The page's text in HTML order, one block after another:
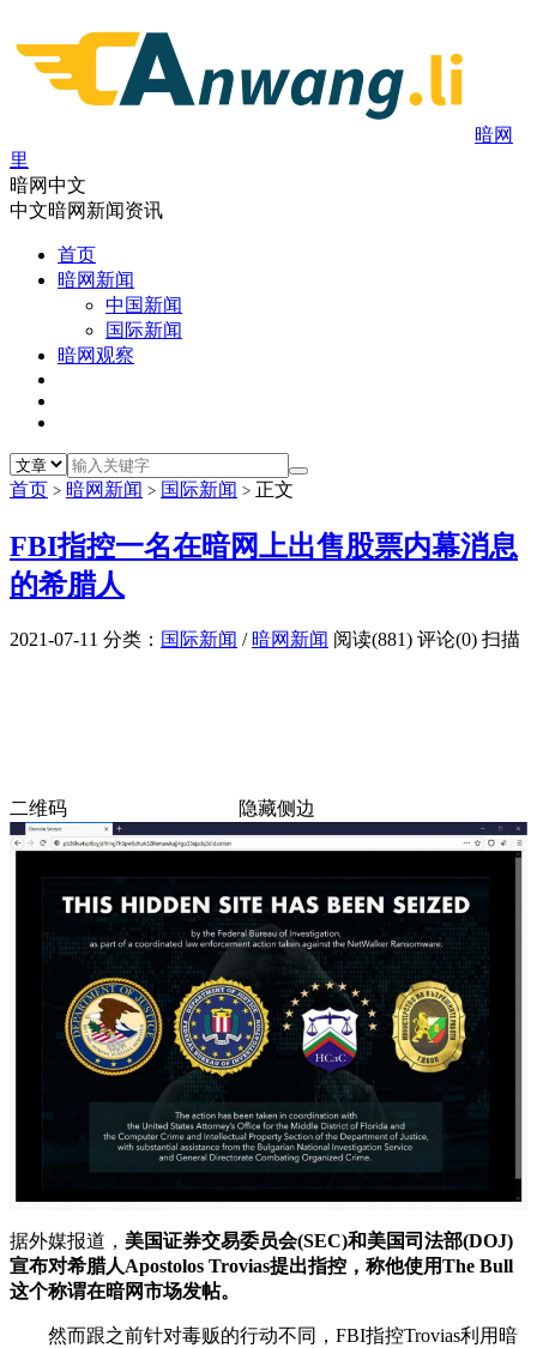
暗网
里
暗网中文
中文暗网新闻资讯
首页
暗网新闻
中国新闻
国际新闻
暗网观察
首页 > 暗网新闻 > 国际新闻 > 正文
FBI指控一名在暗网上出售股票内幕消息
的希腊人
2021-07-11 分类： 国际新闻 / 暗网新闻 阅读(881) 评论(0) 扫描
二维码 隐藏侧边
据外媒报道， 美国证券交易委员会(SEC)和美国司法部(DOJ)
宣布对希腊人Apostolos Trovias提出指控，称他使用The Bull
这个称谓在暗网市场发帖。
然而跟之前针对毒贩的行动不同，FBI指控Trovias利用暗